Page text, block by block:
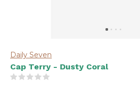
Daily Seven
Cap Terry - Dusty Coral